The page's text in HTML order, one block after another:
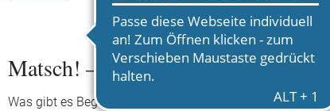
Matsch! – Das Backbuch
Was gibt es Beglückenderes für Kinder, als sich die